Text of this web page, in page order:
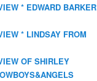
* EDWARD BARKER
* LINDSAY FROM
OF SHIRLEY